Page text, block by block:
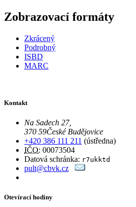
Zobrazovací formáty
Zkrácený
Podrobný
ISBD
MARC
Kontakt
Na Sadech 27,
370 59České Budějovice
+420 386 111 211 (ústředna)
IČO: 00073504
Datová schránka: r7ukktd
pult@cbvk.cz
Otevírací hodiny